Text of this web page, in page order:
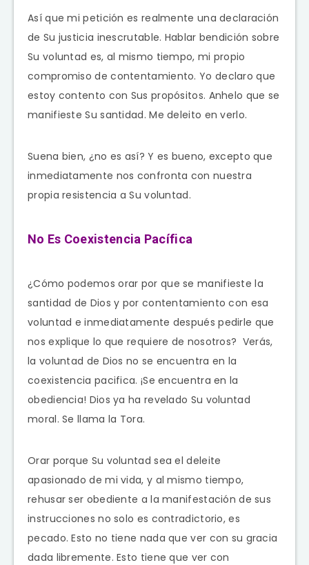
Así que mi petición es realmente una declaración
de Su justicia inescrutable. Hablar bendición sobre
Su voluntad es, al mismo tiempo, mi propio
compromiso de contentamiento. Yo declaro que
estoy contento con Sus propósitos. Anhelo que se
manifieste Su santidad. Me deleito en verlo.
Suena bien, ¿no es así? Y es bueno, excepto que
inmediatamente nos confronta con nuestra
propia resistencia a Su voluntad.
No Es Coexistencia Pacífica
¿Cómo podemos orar por que se manifieste la
santidad de Dios y por contentamiento con esa
voluntad e inmediatamente después pedirle que
nos explique lo que requiere de nosotros? Verás,
la voluntad de Dios no se encuentra en la
coexistencia pacifica. ¡Se encuentra en la
obediencia! Dios ya ha revelado Su voluntad
moral. Se llama la Tora.
Orar porque Su voluntad sea el deleite
apasionado de mi vida, y al mismo tiempo,
rehusar ser obediente a la manifestación de sus
instrucciones no solo es contradictorio, es
pecado. Esto no tiene nada que ver con su gracia
dada libremente. Esto tiene que ver con